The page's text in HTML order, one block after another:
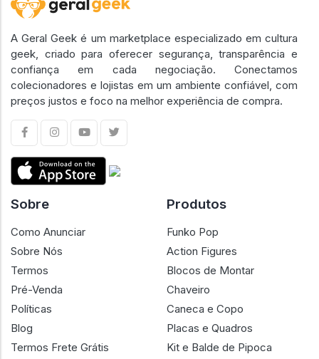
A Geral Geek é um marketplace especializado em cultura
geek, criado para oferecer segurança, transparência e
confiança em cada negociação. Conectamos
colecionadores e lojistas em um ambiente confiável, com
preços justos e foco na melhor experiência de compra.
Sobre
Como Anunciar
Sobre Nós
Termos
Pré-Venda
Políticas
Blog
Termos Frete Grátis
Produtos
Funko Pop
Action Figures
Blocos de Montar
Chaveiro
Caneca e Copo
Placas e Quadros
Kit e Balde de Pipoca